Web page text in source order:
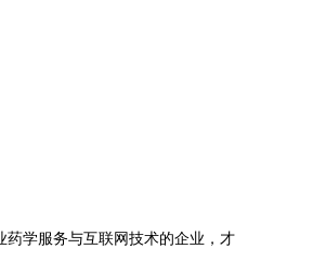
药学服务与互联网技术的企业，才